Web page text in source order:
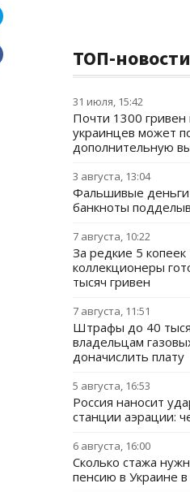
ТОП-новости
31 июля, 15:42
Почти 1300 гривен
украинцев может
дополнительную
3 августа, 13:04
Фальшивые деньги
банкноты
7 августа, 10:22
За редкие 5 копеек
коллекционеры
тысяч гривен
7 августа, 11:51
Штрафы до 40
владельцам
доначислить плату
5 августа, 16:53
Россия наносит
станции аэрации:
6 августа, 16:00
Сколько стажа
пенсию в Украине